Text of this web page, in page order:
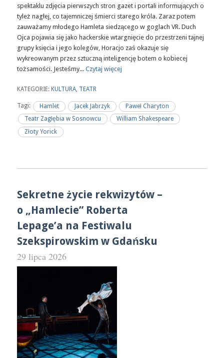
spektaklu zdjęcia pierwszych stron gazet i portali informujących o
tyleż nagłej, co tajemniczej śmierci starego króla. Zaraz potem
zauważamy młodego Hamleta siedzącego w goglach VR. Duch
Ojca pojawia się jako hackerskie wtargnięcie do przestrzeni tajnej
grupy księcia i jego kolegów, Horacjo zaś okazuje się
wykreowanym przez sztuczną inteligencję botem o kobiecej
tożsamości. Jesteśmy... Czytaj więcej
KATEGORIE: KULTURA, TEATR
Tagi: Hamlet Jacek Jabrzyk
Paweł Charyton
Teatr Zagłębia w Sosnowcu
William Shakespeare
Złoty Yorick
Sekretne życie rekwizytów –
o „Hamlecie” Roberta
Lepage’a na Festiwalu
Szekspirowskim w Gdańsku
29 lipca 2026